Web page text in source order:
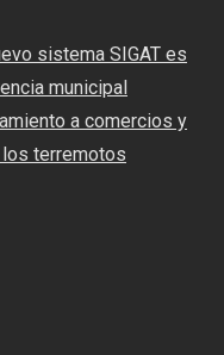
sistema SIGAT es
municipal
a comercios y
terremotos